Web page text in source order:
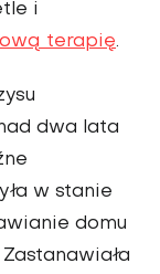
i
terapię.
dwa lata
w stanie
domu